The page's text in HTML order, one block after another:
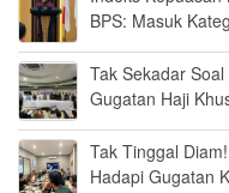
BPS: Masuk
Tak Sekadar
Gugatan Haji
Tak Tinggal
Hadapi Gugatan